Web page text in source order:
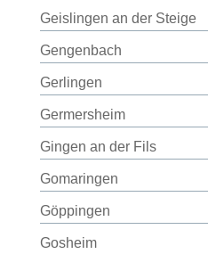
Geislingen an der Steige
Gengenbach
Gerlingen
Germersheim
Gingen an der Fils
Gomaringen
Göppingen
Gosheim